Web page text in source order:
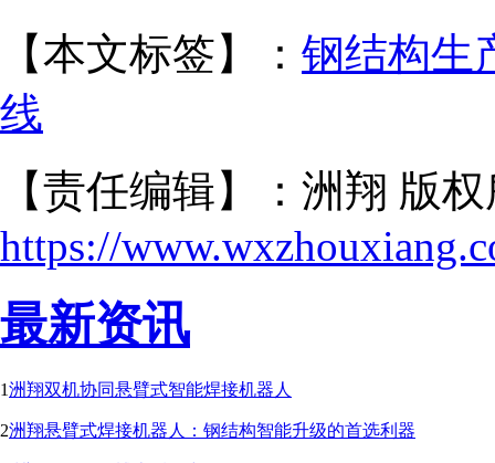
【本文标签】： 钢结构生
线
【责任编辑】：洲翔 版
https://
最新资讯
1洲翔双机协同悬臂式智能焊接机器人
2洲翔悬臂式焊接机器人：钢结构智能升级的首选利器